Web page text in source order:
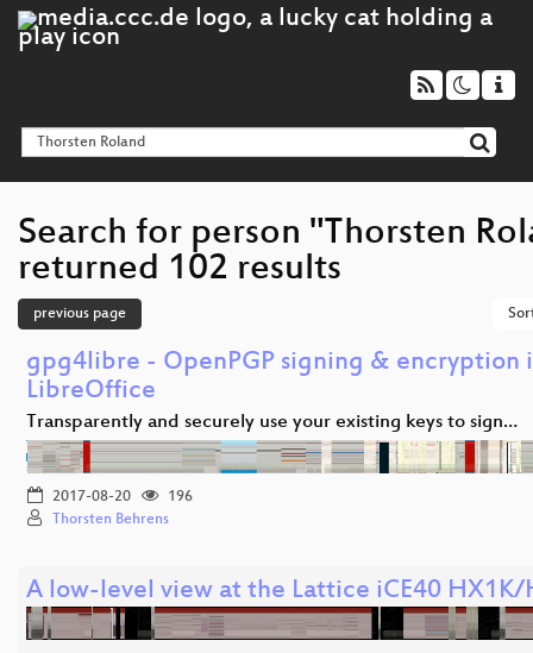
Search for person "Thorsten
returned 102 results
previous page
gpg4libre - OpenPGP signing & encryption
LibreOffice
Transparently and securely use your existing keys to sign…
2017-08-20
196
Thorsten Behrens
A low-level view at the Lattice iCE40 HX1K/